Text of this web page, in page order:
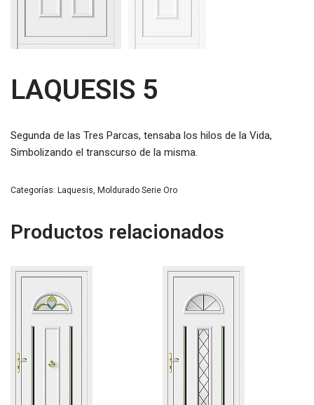
LAQUESIS 5
Segunda de las Tres Parcas, tensaba los hilos de la Vida,
Simbolizando el transcurso de la misma.
Categorías: Laquesis, Moldurado Serie Oro
Productos relacionados